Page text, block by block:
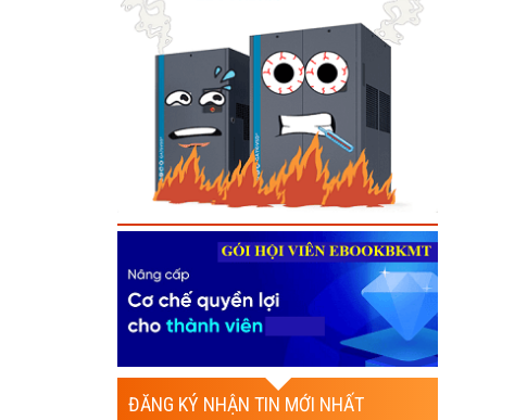
ĐĂNG KÝ NHẬN TIN MỚI NHẤT